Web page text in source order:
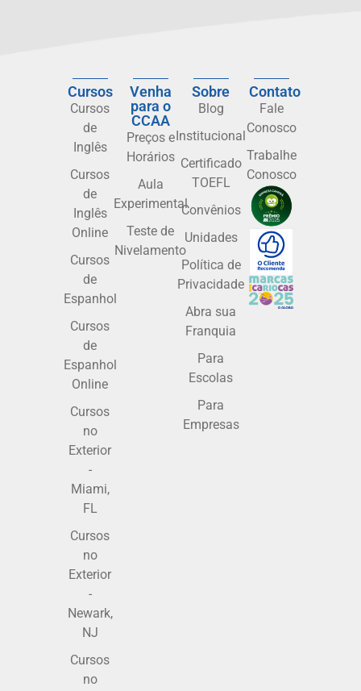
Cursos
Cursos
de
Inglês
Cursos
de
Inglês
Online
Cursos
de
Espanhol
Cursos
de
Espanhol
Online
Cursos
no
Exterior
-
Miami,
FL
Cursos
no
Exterior
-
Newark,
NJ
Cursos
no
Venha
para o
CCAA
Preços e
Horários
Aula
Experimental
Teste de
Nivelamento
Sobre
Blog
Institucional
Certificado
TOEFL
Convênios
Unidades
Política de
Privacidade
Abra sua
Franquia
Para
Escolas
Para
Empresas
Contato
Fale
Conosco
Trabalhe
Conosco